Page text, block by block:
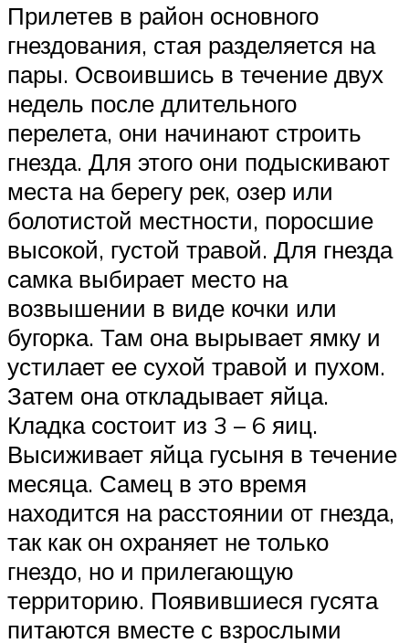
Прилетев в район основного
гнездования, стая разделяется на
пары. Освоившись в течение двух
недель после длительного
перелета, они начинают строить
гнезда. Для этого они подыскивают
места на берегу рек, озер или
болотистой местности, поросшие
высокой, густой травой. Для гнезда
самка выбирает место на
возвышении в виде кочки или
бугорка. Там она вырывает ямку и
устилает ее сухой травой и пухом.
Затем она откладывает яйца.
Кладка состоит из 3 – 6 яиц.
Высиживает яйца гусыня в течение
месяца. Самец в это время
находится на расстоянии от гнезда,
так как он охраняет не только
гнездо, но и прилегающую
территорию. Появившиеся гусята
питаются вместе с взрослыми